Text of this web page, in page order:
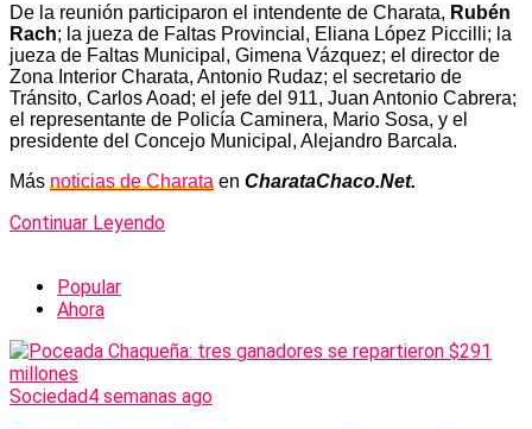
De la reunión participaron el intendente de Charata, Rubén
Rach; la jueza de Faltas Provincial, Eliana López Piccilli; la
jueza de Faltas Municipal, Gimena Vázquez; el director de
Zona Interior Charata, Antonio Rudaz; el secretario de
Tránsito, Carlos Aoad; el jefe del 911, Juan Antonio Cabrera;
el representante de Policía Caminera, Mario Sosa, y el
presidente del Concejo Municipal, Alejandro Barcala.
Más noticias de Charata en CharataChaco.Net.
Continuar Leyendo
Popular
Ahora
Sociedad4 semanas ago